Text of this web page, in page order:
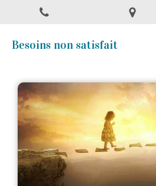
Besoins non satisfait